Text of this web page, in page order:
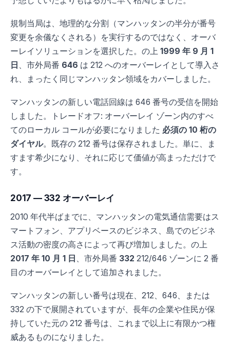
規制当局は、地理的な分割（マンハッタンの半分が番号
変更を余儀なくされる）を実行するのではなく、オーバ
ーレイソリューションを選択した。の上 1999 年 9 月 1
日 、市外局番 646 は 212 へのオーバーレイとして導入さ
れ、まったく同じマンハッタン領域をカバーしました。
マンハッタンの新しい電話回線は 646 番号の受信を開始
しました。トレードオフ: オーバーレイ ゾーン内のすべ
てのローカル コールが必要になりました 必須の 10 桁の
ダイヤル。既存の 212 番号は保存されました。単に、ま
すます希少になり、それに応じて価値が高まっただけで
す。
2017 — 332 オーバーレイ
2010 年代半ばまでに、マンハッタンの電気通信需要はス
マートフォン、アプリベースのビジネス、島でのビジネ
ス活動の密度の高さによって再び増加しました。の上
2017 年 10 月 1 日 、市外局番 332 212/646 ゾーンに 2 番
目のオーバーレイとして追加されました。
マンハッタンの新しい番号は現在、212、646、または
332 の下で展開されていますが、長年の企業や住民が保
持していた元の 212 番号は、これまで以上に有限かつ権
威あるものになりました。